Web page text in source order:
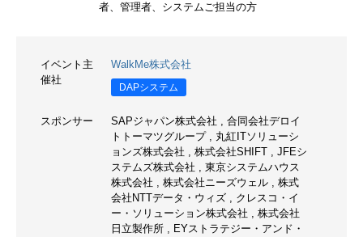
者、管理者、システムご担当の方
イベント主
催社
WalkMe株式会社
DAPシステム
スポンサー SAPジャパン株式会社 , 合同会社デロイ
トトーマツグループ, 丸紅ITソリューシ
ョンズ株式会社 , 株式会社SHIFT , JFEシ
ステムズ株式会社 , 東京システムハウス
株式会社 , 株式会社ニーズウェル , 株式
会社NTTデータ・ウィズ , クレスコ・イ
ー・ソリューション株式会社 , 株式会社
日立製作所 , EYストラテジー・アンド・